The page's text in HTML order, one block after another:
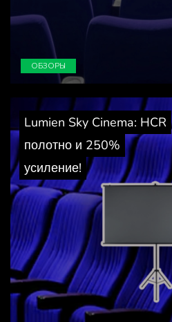
ОБЗОРЫ
Lumien Sky Cinema: HCR
полотно и 250%
усиление!